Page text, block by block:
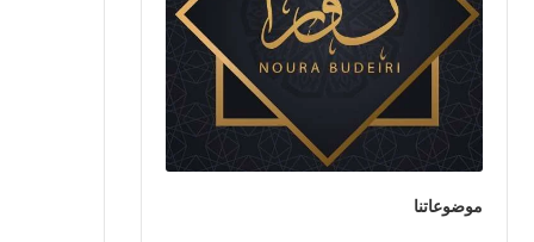
موضوعاتنا